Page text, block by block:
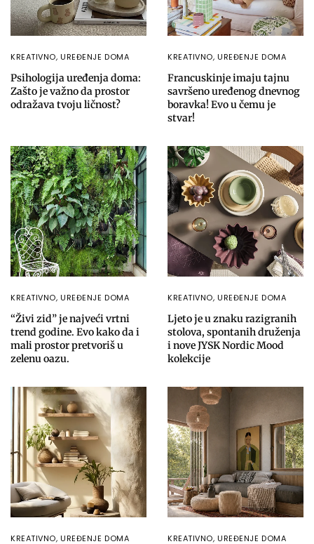
KREATIVNO,UREĐENJE DOMA
Psihologija uređenja doma:
Zašto je važno da prostor
odražava tvoju ličnost?
KREATIVNO,UREĐENJE DOMA
Francuskinje imaju tajnu
savršeno uređenog dnevnog
boravka! Evo u čemu je
stvar!
KREATIVNO,UREĐENJE DOMA
“Živi zid” je najveći vrtni
trend godine. Evo kako da i
mali prostor pretvoriš u
zelenu oazu.
KREATIVNO,UREĐENJE DOMA
Ljeto je u znaku razigranih
stolova, spontanih druženja
i nove JYSK Nordic Mood
kolekcije
KREATIVNO,UREĐENJE DOMA KREATIVNO,UREĐENJE DOMA